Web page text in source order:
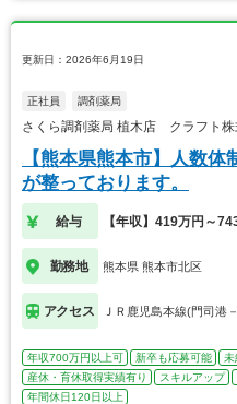
更新日：2026年6月19日
正社員 調剤薬局
さくら調剤薬局 植木店 クラフト株
【熊本県熊本市】人数
が整っております。
給与 【年収】419万円～
勤務地 熊本県 熊本市北区
アクセス ＪＲ鹿児島本線(門司港
年収700万円以上可 新卒も応募可能 未
産休・育休取得実績有り
スキルアップ
年間休日120日以上